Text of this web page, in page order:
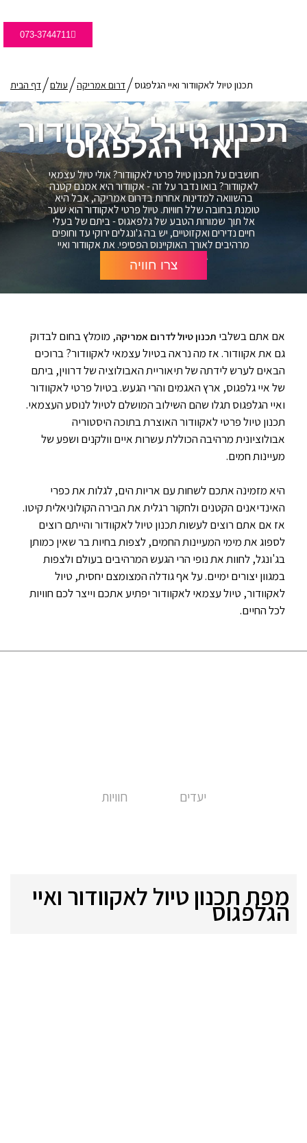
073-3744711
דף הבית עולם דרום אמריקה תכנון טיול לאקוודור ואיי הגלפגוס
תכנון טיול לאקוודור
ואיי הגלפגוס
חושבים על תכנון טיול פרטי לאקוודור? אולי טיול עצמאי
לאקוודור? בואו נדבר על זה - אקוודור היא אמנם קטנה
בהשוואה למדינות אחרות בדרום אמריקה, אבל היא
טומנת בחובה שלל חוויות. טיול פרטי לאקוודור הוא שער
אל תוך שמורות הטבע של גלפאגוס - ביתם של בעלי
חיים נדירים ואקזוטיים, יש בה ג'ונגלים ירוקי עד וחופים
מרהיבים לאורך האוקיינוס הפסיפי. את אקוודור ואיי
גלפאגוס לא תשכחו בקלות.
צרו חוויה
אם אתם בשלבי תכנון טיול לדרום אמריקה, מומלץ בחום לבדוק
גם את אקוודור. אז מה נראה בטיול עצמאי לאקוודור? ברוכים
הבאים לערש לידתה של תיאוריית האבולוציה של דרווין, ביתם
של איי גלפגוס, ארץ האגמים והרי הגעש. בטיול פרטי לאקוודור
ואיי הגלפגוס תגלו שהם השילוב המושלם לטיול לנוסע העצמאי.
תכנון טיול פרטי לאקוודור האוצרת בתוכה היסטוריה
אבולוציונית מרהיבה הכוללת עשרות איים וולקנים ושפע של
מעיינות חמים.
היא מזמינה אתכם לשחות עם אריות הים, לגלות את כפרי
האינדיאנים הקטנים ולחקור רגלית את הבירה הקולוניאלית קיטו.
אז אם אתם רוצים לעשות תכנון טיול לאקוודור והייתם רוצים
לספוג את מימי המעיינות החמים, לצפות בחיות בר שאין כמותן
בג'ונגל, לחוות את נופי הרי הגעש המרהיבים בעולם ולצפות
במגוון יצורים ימיים. על אף גודלה המצומצם יחסית, טיול
לאקוודור, טיול עצמאי לאקוודור יפתיע אתכם וייצר לכם חוויות
לכל החיים.
יעדים חוויות
מפת תכנון טיול לאקוודור ואיי
הגלפגוס